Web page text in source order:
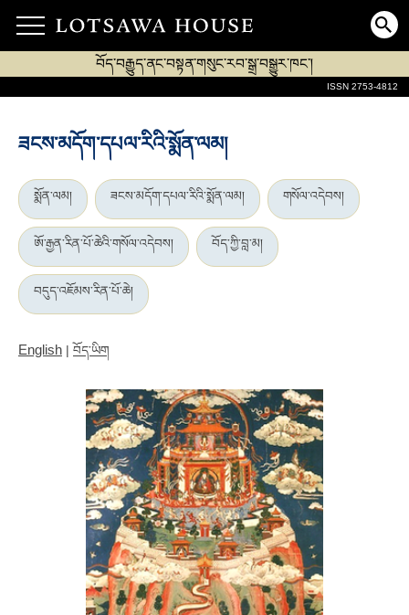
བོད་བརྒྱུད་ནང་བསྟན་གསུང་རབ་སྒྲ་བསྒྱུར་ཁང་།
ISSN 2753-4812
ཟངས་མདོག་དཔལ་རིའི་སྨོན་ལམ།
སྨོན་ལམ། ཟངས་མདོག་དཔལ་རིའི་སྨོན་ལམ། གསོལ་འདེབས།
ཨོ་རྒྱན་རིན་པོ་ཆེའི་གསོལ་འདེབས། བོད་ཀྱི་བླ་མ།
བདུད་འཇོམས་རིན་པོ་ཆེ།
English | བོད་ཡིག